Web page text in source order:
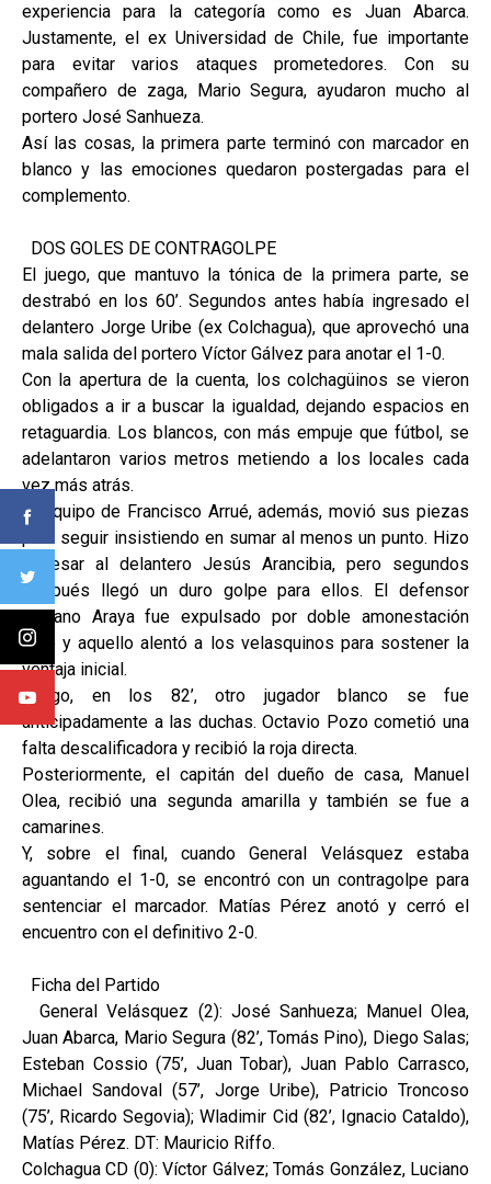
experiencia para la categoría como es Juan Abarca.
Justamente, el ex Universidad de Chile, fue importante
para evitar varios ataques prometedores. Con su
compañero de zaga, Mario Segura, ayudaron mucho al
portero José Sanhueza.
Así las cosas, la primera parte terminó con marcador en
blanco y las emociones quedaron postergadas para el
complemento.
DOS GOLES DE CONTRAGOLPE
El juego, que mantuvo la tónica de la primera parte, se
destrabó en los 60’. Segundos antes había ingresado el
delantero Jorge Uribe (ex Colchagua), que aprovechó una
mala salida del portero Víctor Gálvez para anotar el 1-0.
Con la apertura de la cuenta, los colchagüinos se vieron
obligados a ir a buscar la igualdad, dejando espacios en
retaguardia. Los blancos, con más empuje que fútbol, se
adelantaron varios metros metiendo a los locales cada
vez más atrás.
El equipo de Francisco Arrué, además, movió sus piezas
para seguir insistiendo en sumar al menos un punto. Hizo
ingresar al delantero Jesús Arancibia, pero segundos
después llegó un duro golpe para ellos. El defensor
Luciano Araya fue expulsado por doble amonestación
(72’) y aquello alentó a los velasquinos para sostener la
ventaja inicial.
Luego, en los 82’, otro jugador blanco se fue
anticipadamente a las duchas. Octavio Pozo cometió una
falta descalificadora y recibió la roja directa.
Posteriormente, el capitán del dueño de casa, Manuel
Olea, recibió una segunda amarilla y también se fue a
camarines.
Y, sobre el final, cuando General Velásquez estaba
aguantando el 1-0, se encontró con un contragolpe para
sentenciar el marcador. Matías Pérez anotó y cerró el
encuentro con el definitivo 2-0.
Ficha del Partido
General Velásquez (2): José Sanhueza; Manuel Olea,
Juan Abarca, Mario Segura (82’, Tomás Pino), Diego Salas;
Esteban Cossio (75’, Juan Tobar), Juan Pablo Carrasco,
Michael Sandoval (57’, Jorge Uribe), Patricio Troncoso
(75’, Ricardo Segovia); Wladimir Cid (82’, Ignacio Cataldo),
Matías Pérez. DT: Mauricio Riffo.
Colchagua CD (0): Víctor Gálvez; Tomás González, Luciano